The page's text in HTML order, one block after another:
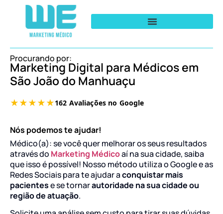
Procurando por:
Marketing Digital para Médicos em
São João do Manhuaçu
Nós podemos te ajudar!
Médico(a): se você quer melhorar os seus resultados
através do Marketing Médicoaí na sua cidade, saiba
que isso é possível! Nosso método utiliza o Google e as
Redes Sociais para te ajudar aconquistar mais
pacientese se tornarautoridade na sua cidade ou
região de atuação.